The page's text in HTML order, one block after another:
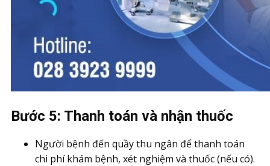
Bước 5: Thanh toán và nhận thuốc
Người bệnh đến quầy thu ngân để thanh toán
chi phí khám bệnh, xét nghiệm và thuốc (nếu có).